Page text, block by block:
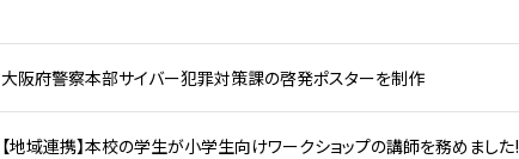
大阪府警察本部サイバー犯罪対策課の啓発ポスターを制作
【地域連携】本校の学生が小学生向けワークショップの講師を務めました!